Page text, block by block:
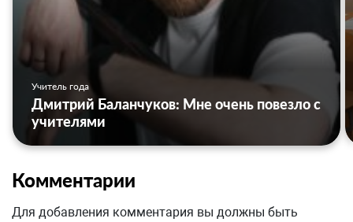
Учитель года
Дмитрий Баланчуков: Мне очень повезло с
учителями
Комментарии
Для добавления комментария вы должны быть